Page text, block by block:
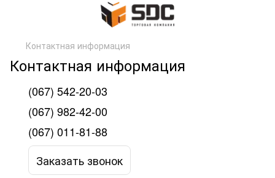
Контактная информация
Контактная информация
(067) 542-20-03
(067) 982-42-00
(067) 011-81-88
Заказать звонок